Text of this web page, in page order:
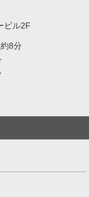
ビル2F
8分